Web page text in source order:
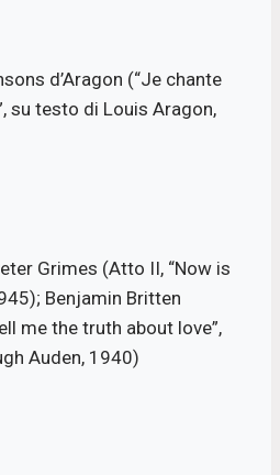
d’Aragon (“Je chante
su testo di Louis Aragon,
Grimes (Atto II, “Now is
Benjamin Britten
me the truth about love”,
Auden, 1940)